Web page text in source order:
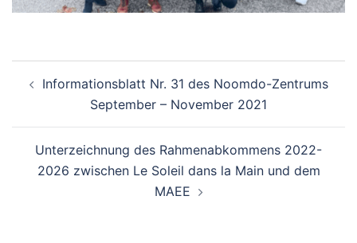
Informationsblatt Nr. 31 des Noomdo-Zentrums
September – November 2021
Unterzeichnung des Rahmenabkommens 2022-
2026 zwischen Le Soleil dans la Main und dem
MAEE